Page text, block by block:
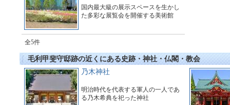
国内最大級の展示スペースを生かし
た多彩な展覧会を開催する美術館
全5件
毛利甲斐守邸跡の近くにある史跡・神社・仏閣・教会
乃木神社
明治時代を代表する軍人の一人であ
る乃木希典を祀った神社